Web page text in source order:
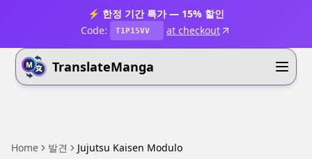
⚡ 한정 기간 특가 — 15% 할인
Code:
T1P15VV at checkout
TranslateManga
Home 발견 Jujutsu Kaisen Modulo